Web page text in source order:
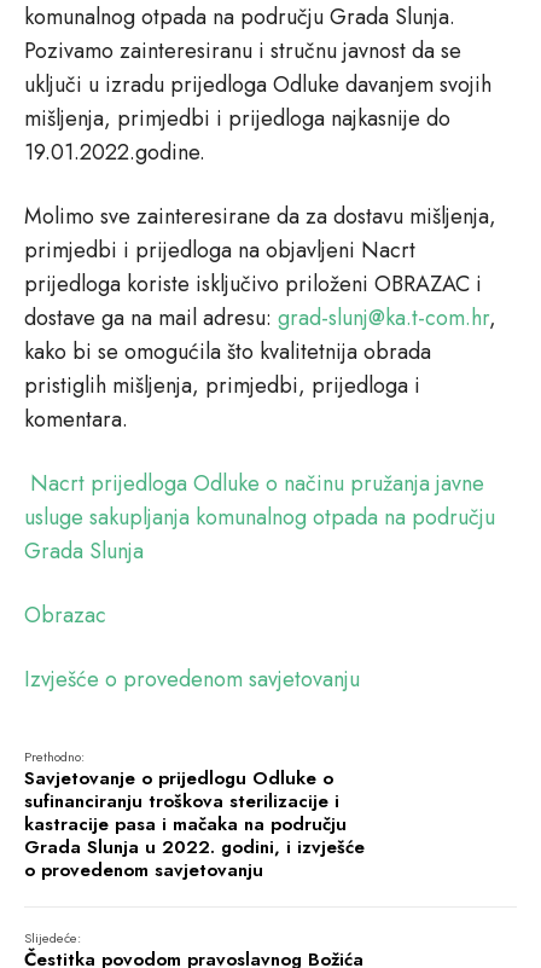
komunalnog otpada na području Grada Slunja.
Pozivamo zainteresiranu i stručnu javnost da se
uključi u izradu prijedloga Odluke davanjem svojih
mišljenja, primjedbi i prijedloga najkasnije do
19.01.2022.godine.
Molimo sve zainteresirane da za dostavu mišljenja,
primjedbi i prijedloga na objavljeni Nacrt
prijedloga koriste isključivo priloženi OBRAZAC i
dostave ga na mail adresu: grad-slunj@ka.t-com.hr,
kako bi se omogućila što kvalitetnija obrada
pristiglih mišljenja, primjedbi, prijedloga i
komentara.
Nacrt prijedloga Odluke o načinu pružanja javne
usluge sakupljanja komunalnog otpada na području
Grada Slunja
Obrazac
Izvješće o provedenom savjetovanju
Prethodno:
Savjetovanje o prijedlogu Odluke o
sufinanciranju troškova sterilizacije i
kastracije pasa i mačaka na području
Grada Slunja u 2022. godini, i izvješće
o provedenom savjetovanju
Slijedeće:
Čestitka povodom pravoslavnog Božića